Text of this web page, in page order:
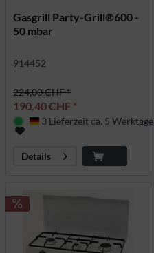
Gasgrill Party-Grill®600 -
50 mbar
914452
224,00 CHF *
190,40 CHF *
Deutschland
3 Lieferzeit ca. 5 Werktage
Details